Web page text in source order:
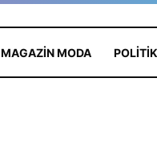
MAGAZIN MODA